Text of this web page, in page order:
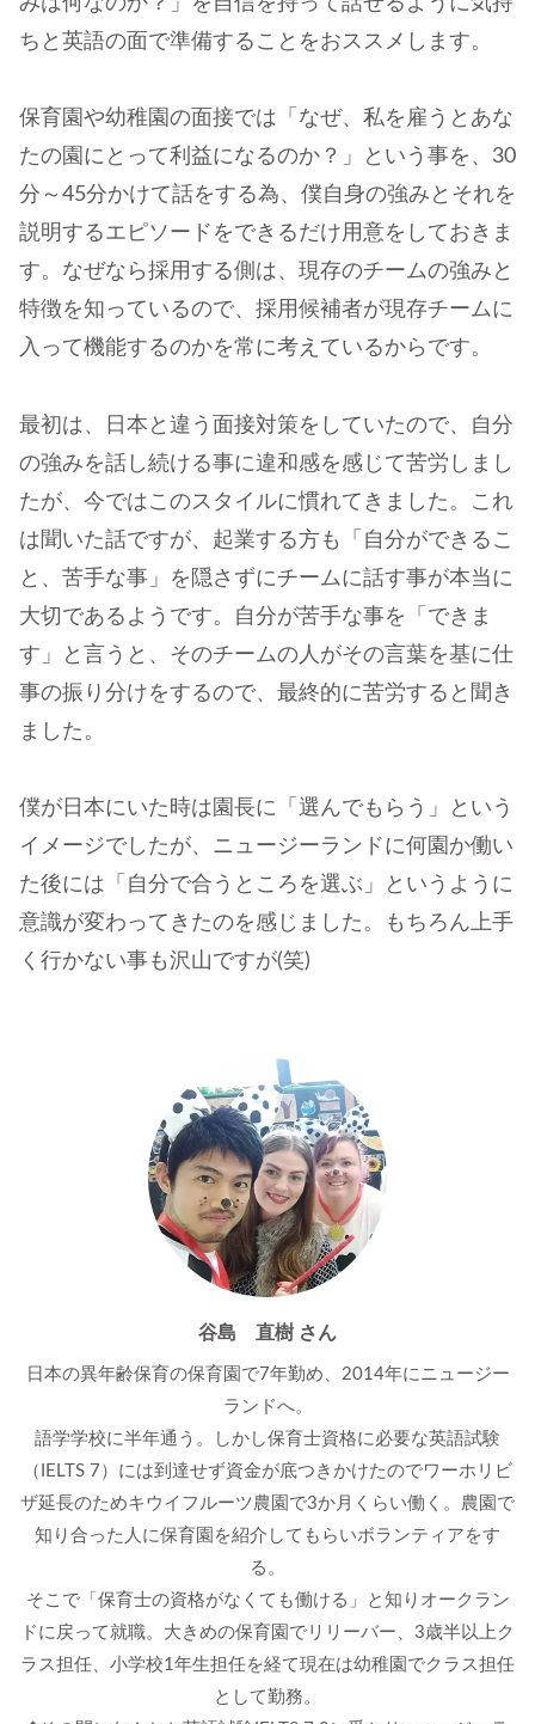
ちと英語の面で準備することをおススメします。
保育園や幼稚園の面接では「なぜ、私を雇うとあな
たの園にとって利益になるのか？」という事を、30
分～45分かけて話をする為、僕自身の強みとそれを
説明するエピソードをできるだけ用意をしておきま
す。なぜなら採用する側は、現存のチームの強みと
特徴を知っているので、採用候補者が現存チームに
入って機能するのかを常に考えているからです。
最初は、日本と違う面接対策をしていたので、自分
の強みを話し続ける事に違和感を感じて苦労しまし
たが、今ではこのスタイルに慣れてきました。これ
は聞いた話ですが、起業する方も「自分ができるこ
と、苦手な事」を隠さずにチームに話す事が本当に
大切であるようです。自分が苦手な事を「できま
す」と言うと、そのチームの人がその言葉を基に仕
事の振り分けをするので、最終的に苦労すると聞き
ました。
僕が日本にいた時は園長に「選んでもらう」という
イメージでしたが、ニュージーランドに何園か働い
た後には「自分で合うところを選ぶ」というように
意識が変わってきたのを感じました。もちろん上手
く行かない事も沢山ですが(笑)
谷島 直樹 さん
日本の異年齢保育の保育園で7年勤め、2014年にニュージー
ランドへ。
語学学校に半年通う。しかし保育士資格に必要な英語試験
（IELTS 7）には到達せず資金が底つきかけたのでワーホリビ
ザ延長のためキウイフルーツ農園で3か月くらい働く。農園で
知り合った人に保育園を紹介してもらいボランティアをす
る。
そこで「保育士の資格がなくても働ける」と知りオークラン
ドに戻って就職。大きめの保育園でリリーバー、3歳半以上ク
ラス担任、小学校1年生担任を経て現在は幼稚園でクラス担任
として勤務。